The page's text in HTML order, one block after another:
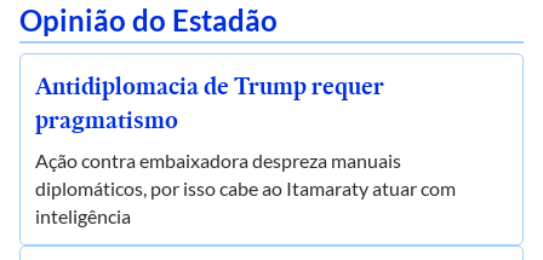
Opinião do Estadão
Antidiplomacia de Trump requer
pragmatismo
Ação contra embaixadora despreza manuais
diplomáticos, por isso cabe ao Itamaraty atuar com
inteligência